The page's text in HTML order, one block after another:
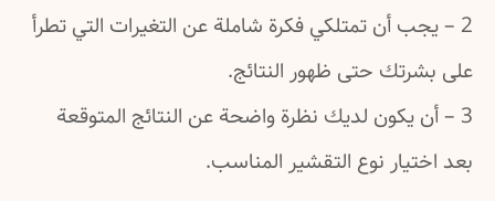
2 – يجب أن تمتلكي فكرة شاملة عن التغيرات التي تطرأ
على بشرتك حتى ظهور النتائج.
3 – أن يكون لديك نظرة واضحة عن النتائج المتوقعة
بعد اختيار نوع التقشير المناسب.